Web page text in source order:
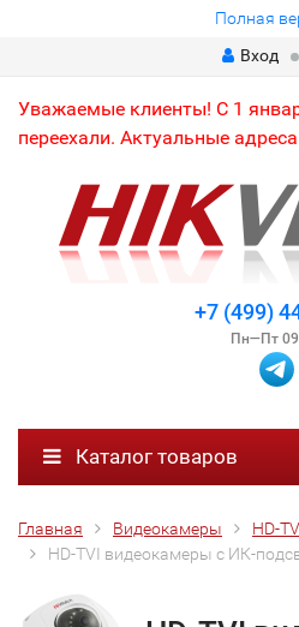
Полная
Вход
Уважаемые клиенты! С 1
переехали. Актуальные
+7 (499)
Пн—Пт
Каталог товаров
Главная Видеокамеры
HD-
HD-TVI видеокамеры с ИК-